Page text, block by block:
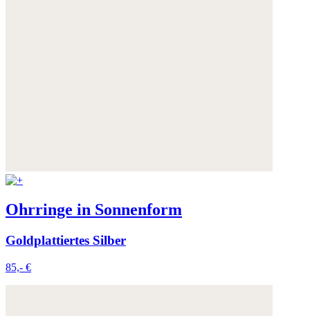
Ohrringe in Sonnenform
Goldplattiertes Silber
85,- €